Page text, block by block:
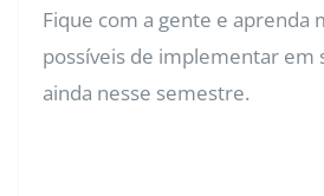
Fique com a gente e aprenda
possíveis de implementar em
ainda nesse semestre.